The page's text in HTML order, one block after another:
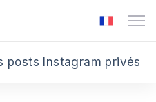
posts Instagram privés